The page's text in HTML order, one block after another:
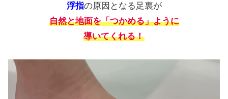
浮指の原因となる足裏が
自然と地面を「つかめる」ように
導いてくれる！